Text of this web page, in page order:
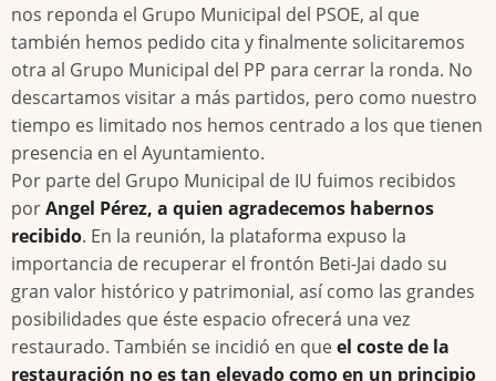
nos reponda el Grupo Municipal del PSOE, al que
también hemos pedido cita y finalmente solicitaremos
otra al Grupo Municipal del PP para cerrar la ronda. No
descartamos visitar a más partidos, pero como nuestro
tiempo es limitado nos hemos centrado a los que tienen
presencia en el Ayuntamiento.
Por parte del Grupo Municipal de IU fuimos recibidos
porAngel Pérez, a quien agradecemos habernos
recibido. En la reunión, la plataforma expuso la
importancia de recuperar el frontón Beti-Jai dado su
gran valor histórico y patrimonial, así como las grandes
posibilidades que éste espacio ofrecerá una vez
restaurado. También se incidió en queel coste de la
restauración no es tan elevado como en un principio